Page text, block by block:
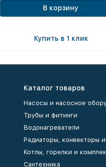
В корзину
Купить в 1 клик
Каталог товаров
Насосы и насосное
Трубы и фитинги
Водонагреватели
Радиаторы, конвекторы
Котлы, горелки и
Сантехника